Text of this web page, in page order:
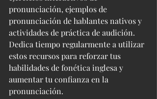
pronunciación, ejemplos de
pronunciación de hablantes nativos y
actividades de práctica de audición.
Dedica tiempo regularmente a utilizar
estos recursos para reforzar tus
habilidades de fonética inglesa y
aumentar tu confianza en la
pronunciación.